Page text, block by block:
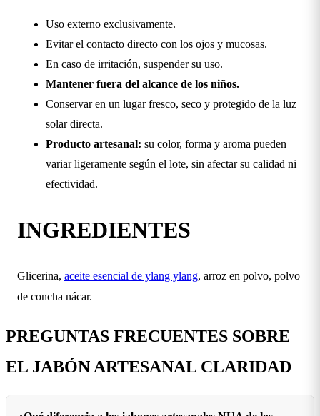
Uso externo exclusivamente.
Evitar el contacto directo con los ojos y mucosas.
En caso de irritación, suspender su uso.
Mantener fuera del alcance de los niños.
Conservar en un lugar fresco, seco y protegido de la luz
solar directa.
Producto artesanal: su color, forma y aroma pueden
variar ligeramente según el lote, sin afectar su calidad ni
efectividad.
INGREDIENTES
Glicerina, aceite esencial de ylang ylang, arroz en polvo, polvo
de concha nácar.
PREGUNTAS FRECUENTES SOBRE
EL JABÓN ARTESANAL CLARIDAD